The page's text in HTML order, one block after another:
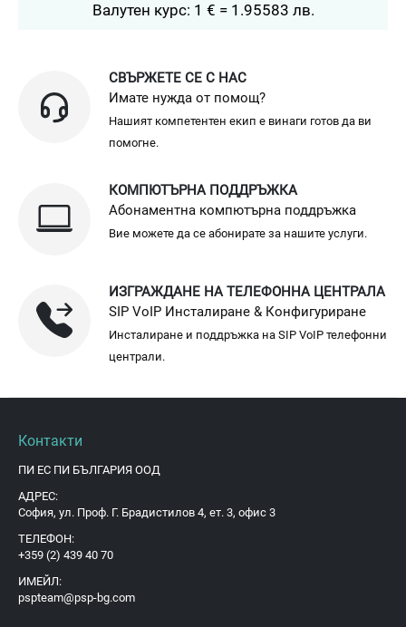
Валутен курс: 1 € = 1.95583 лв.
СВЪРЖЕТЕ СЕ С НАС
Имате нужда от помощ?
Нашият компетентен екип е винаги готов да ви
помогне.
КОМПЮТЪРНА ПОДДРЪЖКА
Абонаментна компютърна поддръжка
Вие можете да се абонирате за нашите услуги.
ИЗГРАЖДАНЕ НА ТЕЛЕФОННА ЦЕНТРАЛА
SIP VoIP Инсталиране & Конфигуриране
Инсталиране и поддръжка на SIP VoIP телефонни
централи.
Контакти
ПИ ЕС ПИ БЪЛГАРИЯ ООД
АДРЕС:
София, ул. Проф. Г. Брадистилов 4, ет. 3, офис 3
ТЕЛЕФОН:
+359 (2) 439 40 70
ИМЕЙЛ:
pspteam@psp-bg.com